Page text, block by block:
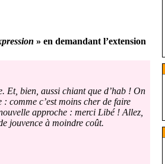
» en demandant l’extension
Et, bien, aussi chiant que d’hab ! On
comme c’est moins cher de faire
approche : merci Libé ! Allez,
jouvence à moindre coût.